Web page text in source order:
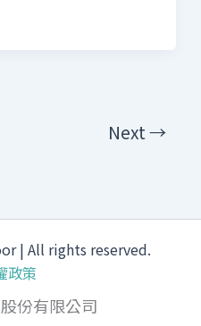
Next→
| All rights reserved.
政策
份有限公司